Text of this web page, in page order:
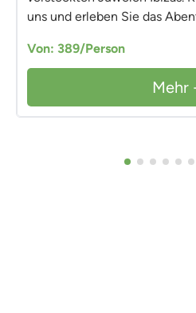
uns und erleben Sie das
Von: 389/Person
Mehr